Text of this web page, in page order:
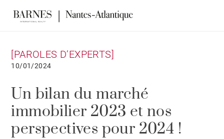
[PAROLES D’EXPERTS]
10/01/2024
Un bilan du marché
immobilier 2023 et nos
perspectives pour 2024 !